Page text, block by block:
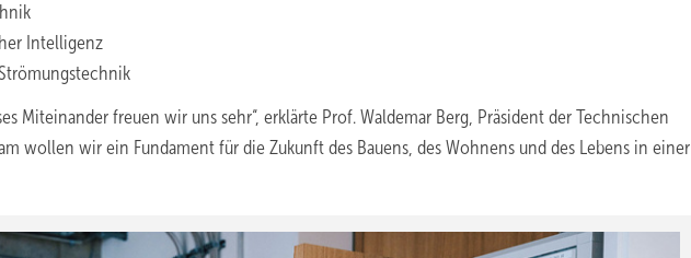
Intelligenz
Miteinander freuen wir uns sehr“, erklärte Prof. Waldemar Berg, Präsident der Technischen
wollen wir ein Fundament für die Zukunft des Bauens, des Wohnens und des Lebens in einer